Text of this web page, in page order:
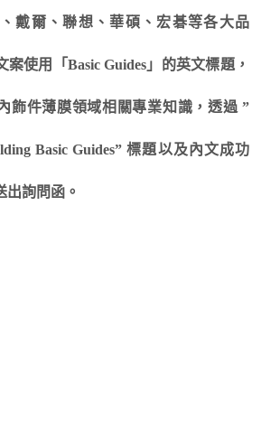
戴爾、聯想、華碩、宏碁等各大品
案使用「Basic Guides」的英文標題，
飾件薄膜領域相關專業知識，透過 ”
Basic Guides” 標題以及內文成功
出詢問函。